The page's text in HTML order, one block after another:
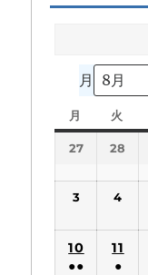
月
月
曜
日
火
曜
日
27 28
3 4
10
●●
11
●